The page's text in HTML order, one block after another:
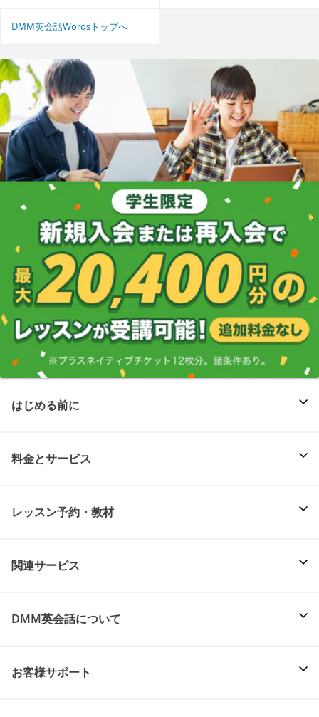
DMM英会話Wordsトップへ
はじめる前に
料金とサービス
レッスン予約・教材
関連サービス
DMM英会話について
お客様サポート